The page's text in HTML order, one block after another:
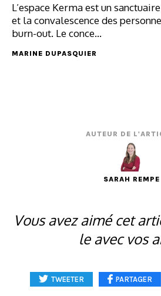
L’espace Kerma est un
et la convalescence des
burn-out. Le conce...
MARINE DUPASQUIER
AUTEUR DE
SARAH REMPE
Vous avez aimé cet
le avec vos
TWEETER PARTAGER